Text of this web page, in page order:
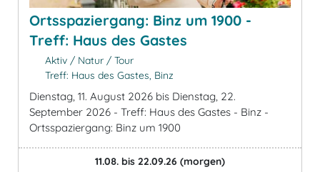
Ortsspaziergang: Binz um 1900 -
Treff: Haus des Gastes
Aktiv / Natur / Tour
Treff: Haus des Gastes, Binz
Dienstag, 11. August 2026 bis Dienstag, 22.
September 2026 - Treff: Haus des Gastes - Binz -
Ortsspaziergang: Binz um 1900
11.08. bis 22.09.26 (morgen)